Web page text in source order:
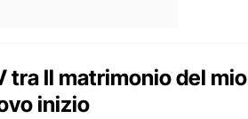
tra Il matrimonio del mio
inizio